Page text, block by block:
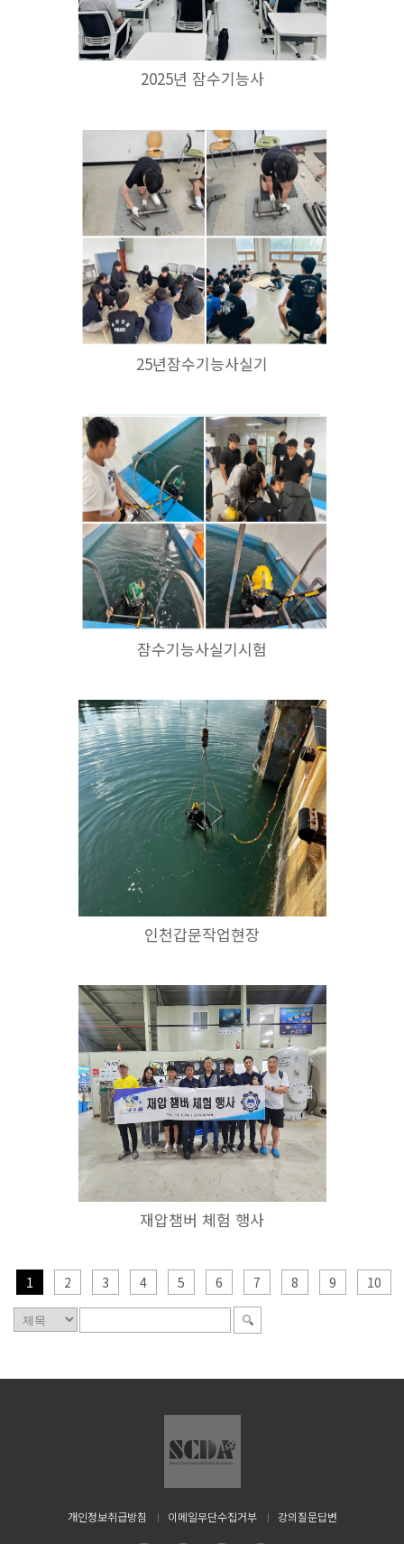
2025년 잠수기능사
25년잠수기능사실기
잠수기능사실기시험
인천갑문작업현장
재압챔버 체험 행사
1 2 3 4 5 6 7 8 9 10
개인정보취급방침 이메일무단수집거부 강의질문답변